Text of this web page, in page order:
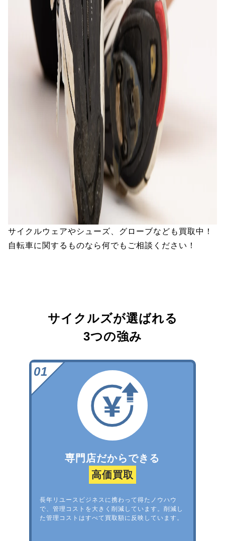
サイクルウェアやシューズ、グローブなども買取中！
自転車に関するものなら何でもご相談ください！
サイクルズが選ばれる
3つの強み
専門店だからできる
高価買取
長年リユースビジネスに携わって得たノウハウ
で、管理コストを大きく削減しています。削減し
た管理コストはすべて買取額に反映しています。